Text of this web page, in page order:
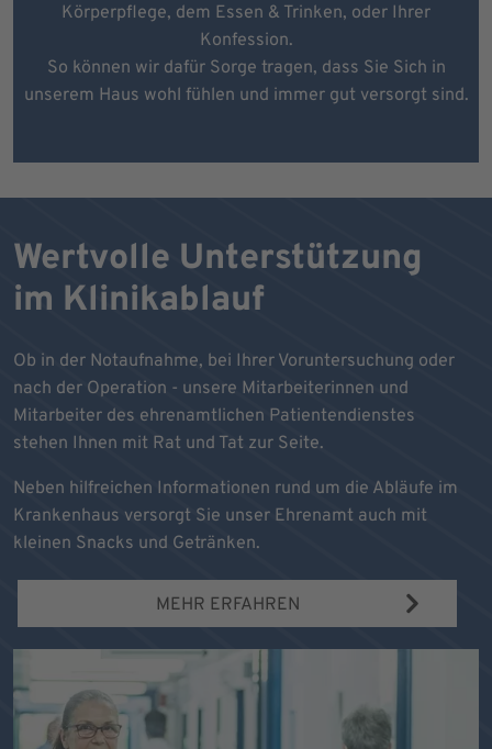
Körperpflege, dem Essen & Trinken, oder Ihrer
Konfession.
So können wir dafür Sorge tragen, dass Sie Sich in
unserem Haus wohl fühlen und immer gut versorgt sind.
Wertvolle Unterstützung
im Klinikablauf
Ob in der Notaufnahme, bei Ihrer Voruntersuchung oder
nach der Operation - unsere Mitarbeiterinnen und
Mitarbeiter des ehrenamtlichen Patientendienstes
stehen Ihnen mit Rat und Tat zur Seite.
Neben hilfreichen Informationen rund um die Abläufe im
Krankenhaus versorgt Sie unser Ehrenamt auch mit
kleinen Snacks und Getränken.
MEHR ERFAHREN